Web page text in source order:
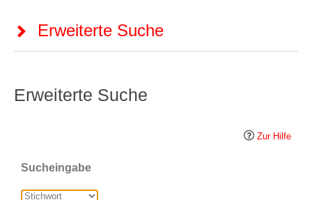
Erweiterte Suche
Erweiterte Suche
Zur Hilfe
Sucheingabe